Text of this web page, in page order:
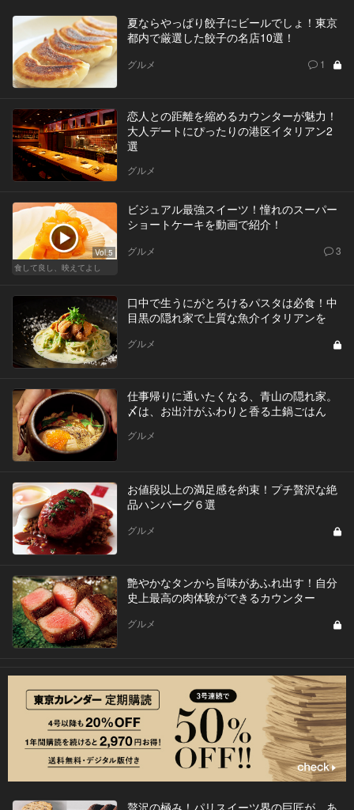
夏ならやっぱり餃子にビールでしょ！東京
都内で厳選した餃子の名店10選！
グルメ 1
恋人との距離を縮めるカウンターが魅力！
大人デートにぴったりの港区イタリアン2
選
グルメ
Vol.5
食して良し、映えてよし
ビジュアル最強スイーツ！憧れのスーパー
ショートケーキを動画で紹介！
グルメ 3
口中で生うにがとろけるパスタは必食！中
目黒の隠れ家で上質な魚介イタリアンを
グルメ
仕事帰りに通いたくなる、青山の隠れ家。
〆は、お出汁がふわりと香る土鍋ごはん
グルメ
お値段以上の満足感を約束！プチ贅沢な絶
品ハンバーグ６選
グルメ
艶やかなタンから旨味があふれ出す！自分
史上最高の肉体験ができるカウンター
グルメ
贅沢の極み！パリスイーツ界の巨匠が、あ